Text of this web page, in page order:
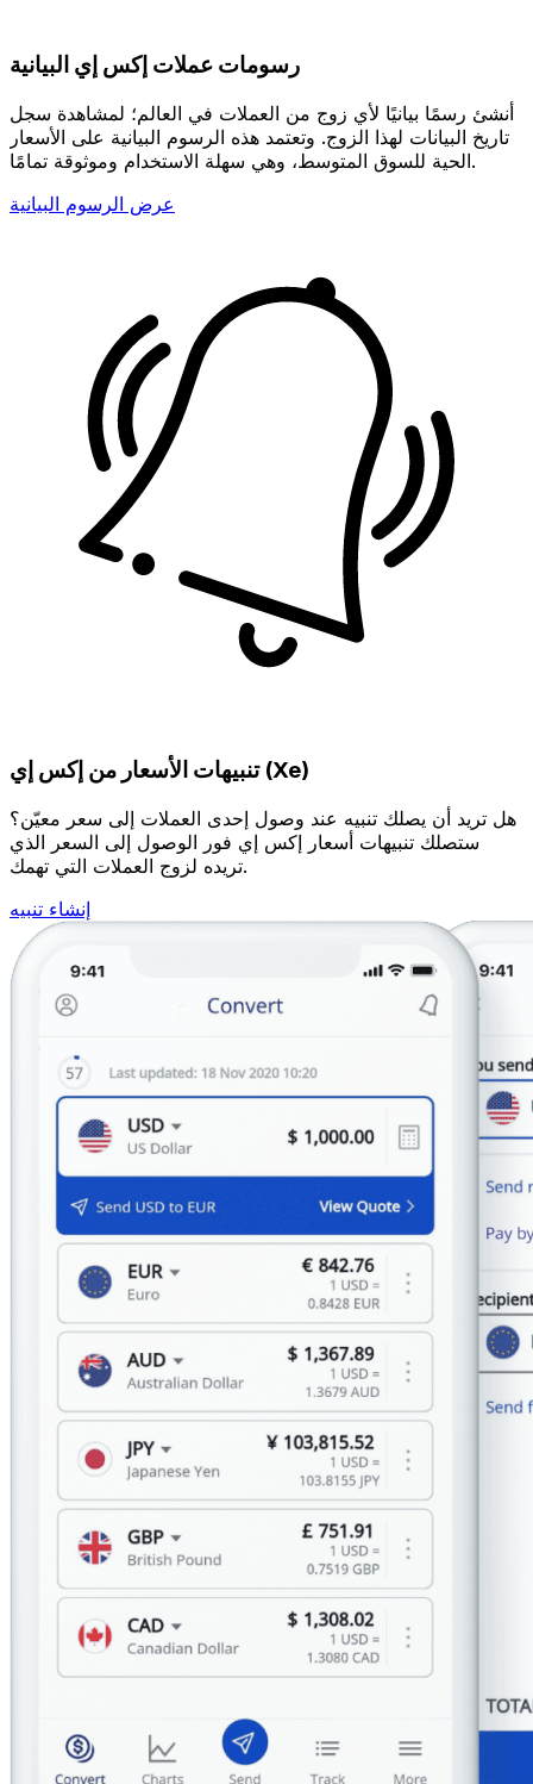
رسومات عملات إكس إي البيانية
أنشئ رسمًا بيانيًا لأي زوج من العملات في العالم؛ لمشاهدة سجل
تاريخ البيانات لهذا الزوج. وتعتمد هذه الرسوم البيانية على الأسعار
الحية للسوق المتوسط، وهي سهلة الاستخدام وموثوقة تمامًا.
عرض الرسوم البيانية
تنبيهات الأسعار من إكس إي (Xe)
هل تريد أن يصلك تنبيه عند وصول إحدى العملات إلى سعر معيّن؟
ستصلك تنبيهات أسعار إكس إي فور الوصول إلى السعر الذي
تريده لزوج العملات التي تهمك.
إنشاء تنبيه